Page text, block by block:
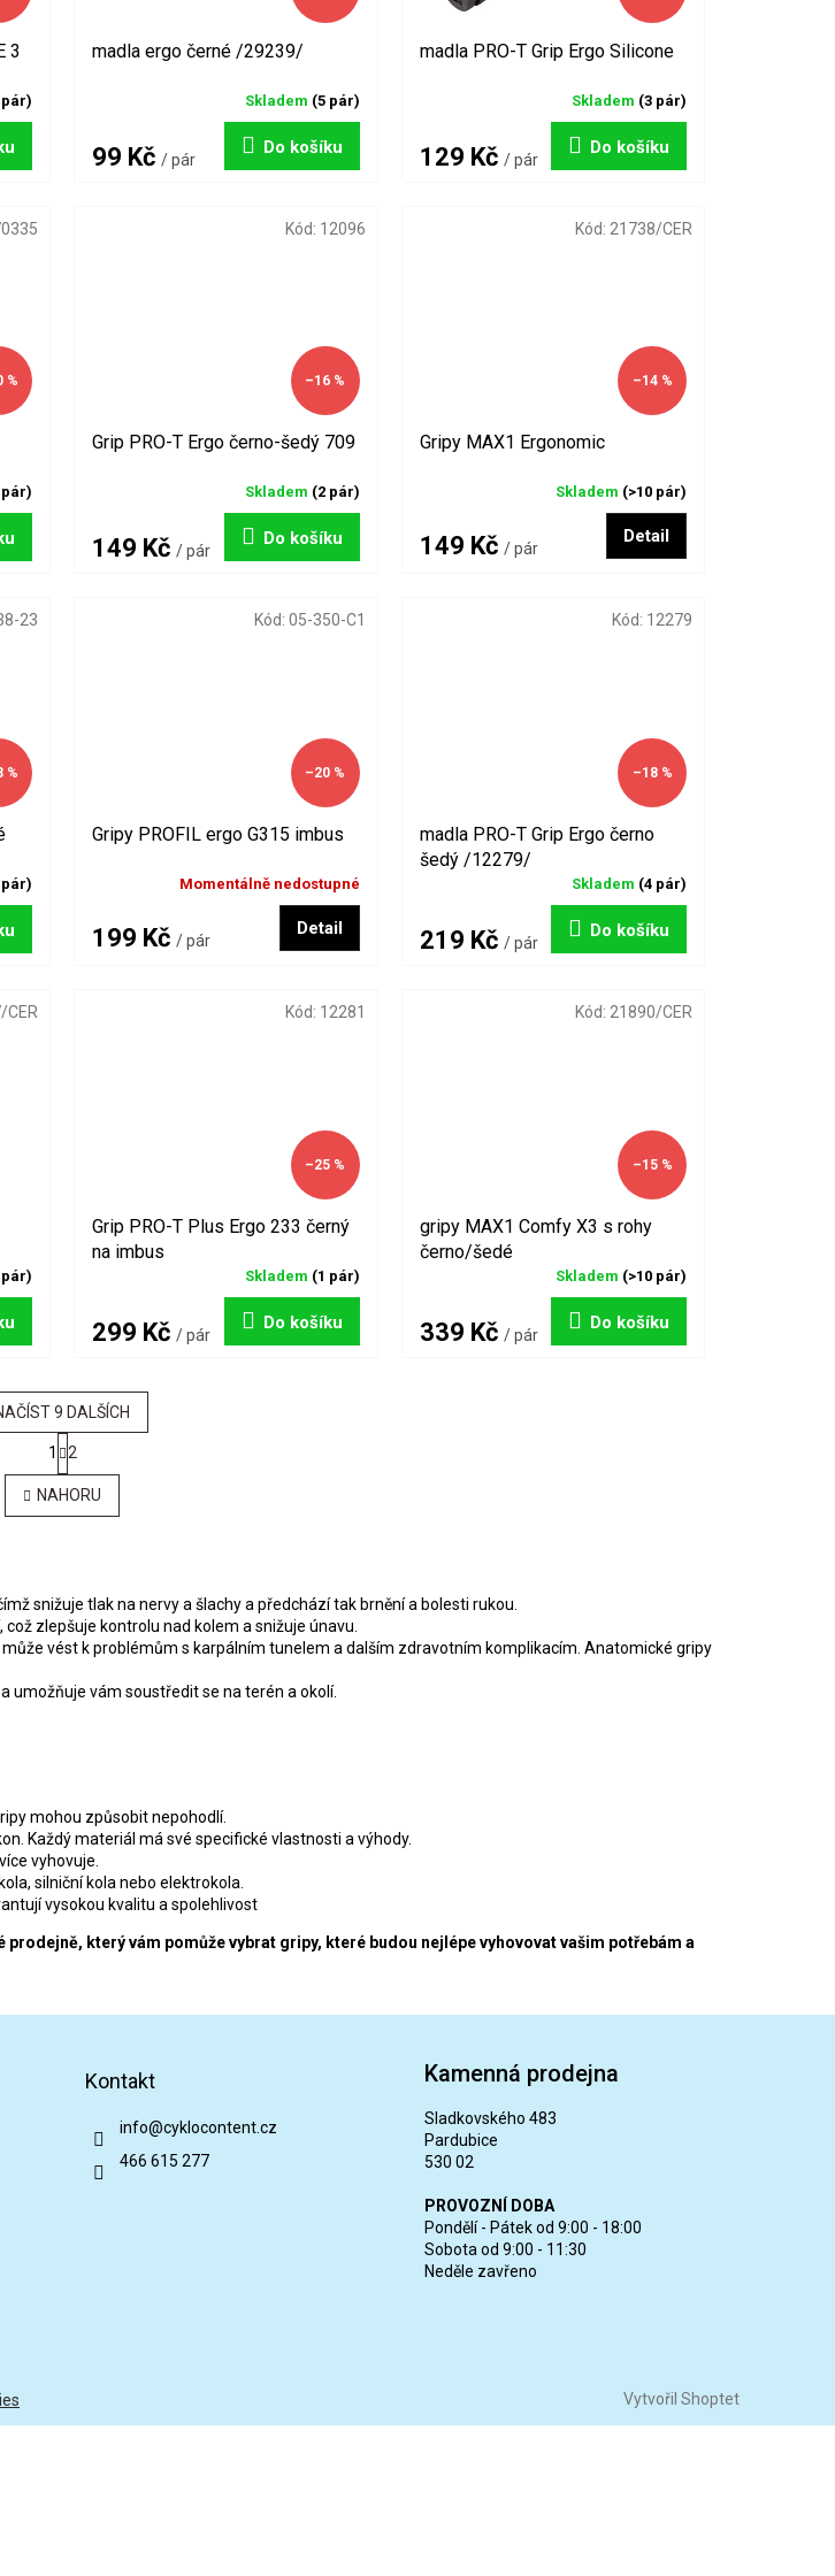
3
pár)
madla ergo černé /29239/
Skladem (5 pár)
99 Kč / pár
Do košíku
madla PRO-T Grip Ergo Silicone
Skladem (3 pár)
129 Kč / pár
Do košíku
%
pár)
–16 %
Grip PRO-T Ergo černo-šedý 709
Skladem (2 pár)
149 Kč / pár
Do košíku
Kód: 12096
–14 %
Gripy MAX1 Ergonomic
Skladem (>10 pár)
149 Kč / pár
Detail
Kód: 21738/CER
%
pár)
23
–20 %
Gripy PROFIL ergo G315 imbus
Momentálně nedostupné
199 Kč / pár
Detail
Kód: 05-350-C1
–18 %
madla PRO-T Grip Ergo černo
šedý /12279/
Skladem (4 pár)
219 Kč / pár
Do košíku
Kód: 12279
pár)
CER
–25 %
Grip PRO-T Plus Ergo 233 černý
na imbus
Skladem (1 pár)
299 Kč / pár
Do košíku
Kód: 12281
–15 %
gripy MAX1 Comfy X3 s rohy
černo/šedé
Skladem (>10 pár)
339 Kč / pár
Do košíku
Kód: 21890/CER
O
v
l
c
í
p
r
v
k
i
s
u
9 DALŠÍCH
S
t
r
á
n
á
n
í
1 2
NAHORU
snižuje tlak na nervy a šlachy a předchází tak brnění a bolesti rukou.
zlepšuje kontrolu nad kolem a snižuje únavu.
vést k problémům s karpálním tunelem a dalším zdravotním komplikacím. Anatomické gripy
umožňuje vám soustředit se na terén a okolí.
mohou způsobit nepohodlí.
Každý materiál má své specifické vlastnosti a výhody.
vyhovuje.
silniční kola nebo elektrokola.
vysokou kvalitu a spolehlivost
který vám pomůže vybrat gripy, které budou nejlépe vyhovovat vašim potřebám a
Kontakt
info@cyklocontent.cz
466 615 277
Kamenná prodejna
Sladkovského 483
Pardubice
530 02
PROVOZNÍ DOBA
Pondělí - Pátek od 9:00 - 18:00
Sobota od 9:00 - 11:30
Neděle zavřeno
Vytvořil Shoptet